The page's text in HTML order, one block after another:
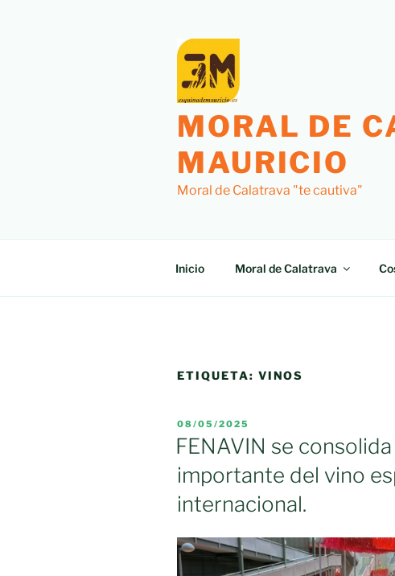
MORAL DE
MAURICIO
Moral de Calatrava "te cautiva"
Inicio Moral de Calatrava
ETIQUETA: VINOS
PUBLICADO
EL
08/05/2025
FENAVIN se
importante del vino
internacional.